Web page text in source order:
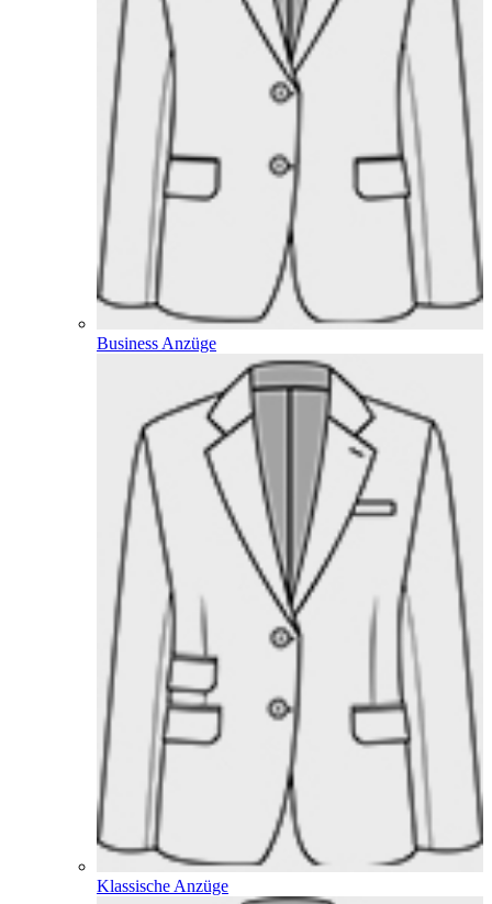
Business Anzüge
Klassische Anzüge